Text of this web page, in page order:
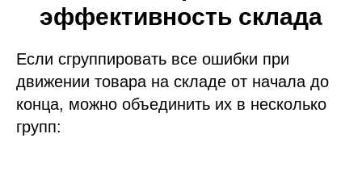
эффективность склада
Если сгруппировать все ошибки при
движении товара на складе от начала до
конца, можно объединить их в несколько
групп: